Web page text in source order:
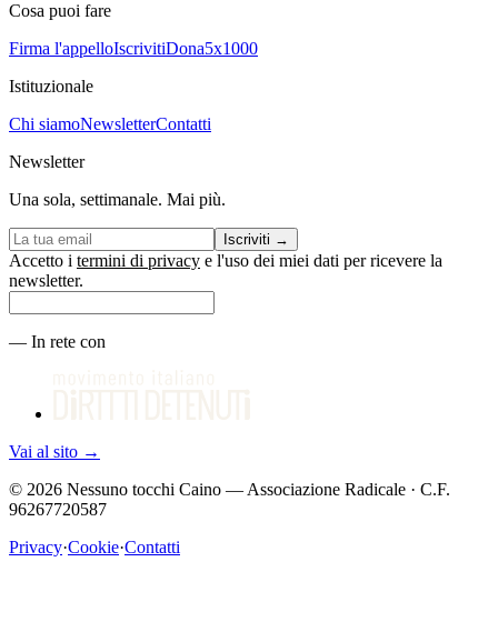
Cosa puoi fare
Firma l'appelloIscrivitiDona5x1000
Istituzionale
Chi siamoNewsletterContatti
Newsletter
Una sola, settimanale. Mai più.
Iscriviti →
Accetto i termini di privacy e l'uso dei miei dati per ricevere la
newsletter.
— In rete con
Vai al sito →
© 2026 Nessuno tocchi Caino — Associazione Radicale · C.F.
96267720587
Privacy·Cookie·Contatti